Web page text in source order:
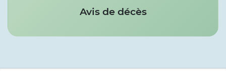
Avis de décès